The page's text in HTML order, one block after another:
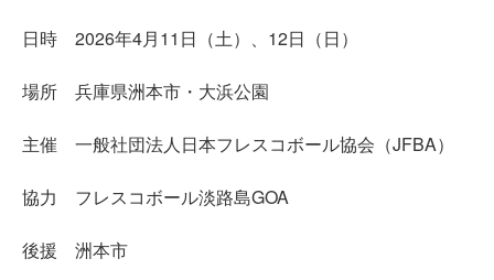
日時 2026年4月11日（土）、12日（日）
場所 兵庫県洲本市・大浜公園
主催 一般社団法人日本フレスコボール協会（JFBA）
協力 フレスコボール淡路島GOA
後援 洲本市